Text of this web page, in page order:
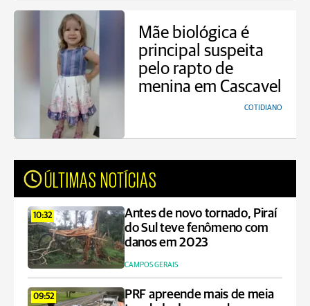
Mãe biológica é
principal suspeita
pelo rapto de
menina em Cascavel
COTIDIANO
ÚLTIMAS NOTÍCIAS
10:32
Antes de novo tornado, Piraí
do Sul teve fenômeno com
danos em 2023
CAMPOS GERAIS
09:52
PRF apreende mais de meia